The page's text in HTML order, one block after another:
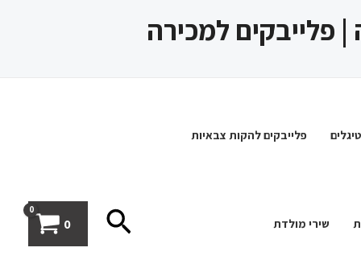
| פלייבקים למכירה
פלייבקים להקות צבאיות
שירי מולדת חיפוש0